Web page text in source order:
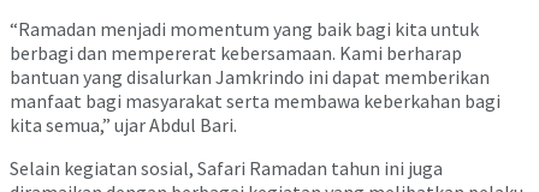
“Ramadan menjadi momentum yang baik bagi kita untuk
berbagi dan mempererat kebersamaan. Kami berharap
bantuan yang disalurkan Jamkrindo ini dapat memberikan
manfaat bagi masyarakat serta membawa keberkahan bagi
kita semua,” ujar Abdul Bari.
Selain kegiatan sosial, Safari Ramadan tahun ini juga